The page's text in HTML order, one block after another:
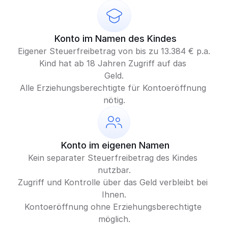
Konto im Namen des Kindes
Eigener Steuerfreibetrag von bis zu 13.384 € p.a.
Kind hat ab 18 Jahren Zugriff auf das
Geld.
Alle Erziehungsberechtigte für Kontoeröffnung
nötig.
Konto im eigenen Namen
Kein separater Steuerfreibetrag des Kindes
nutzbar.
Zugriff und Kontrolle über das Geld verbleibt bei
Ihnen.
Kontoeröffnung ohne Erziehungsberechtigte
möglich.